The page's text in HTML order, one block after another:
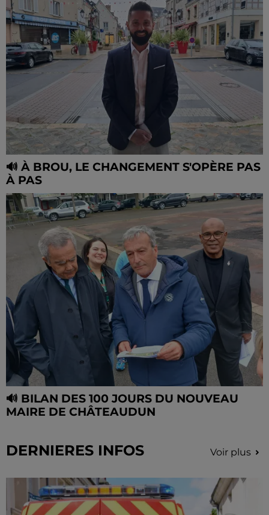
🔊 À BROU, LE CHANGEMENT S'OPÈRE PAS
À PAS
🔊 BILAN DES 100 JOURS DU NOUVEAU
MAIRE DE CHÂTEAUDUN
DERNIERES INFOS Voir plus